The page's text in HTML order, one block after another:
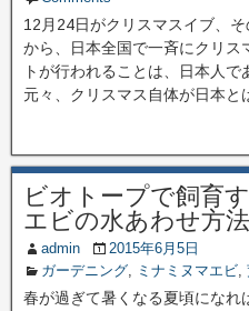
12月24日がクリスマスイブ、
から、日本全国で一斉にクリス
トが行われることは、日本人で
元々、クリスマス自体が日本
ビオトープで飼育
エビの水あわせ方法
admin
2015年6月5日
ガーデニング, ミナミヌマエビ,
春が過ぎて暑くなる夏頃になれ